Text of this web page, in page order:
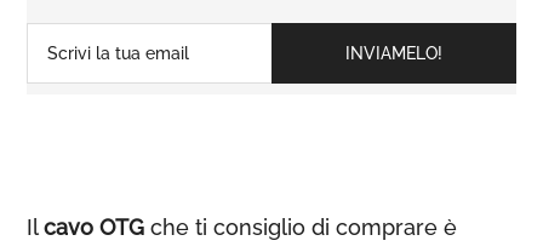
Ilcavo OTG che ti consiglio di comprare è